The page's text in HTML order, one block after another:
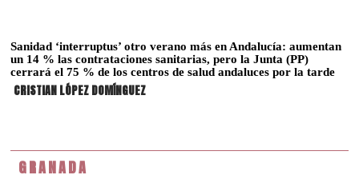
Sanidad ‘interruptus’ otro verano más en Andalucía: aumentan
un 14 % las contrataciones sanitarias, pero la Junta (PP)
cerrará el 75 % de los centros de salud andaluces por la tarde
CRISTIAN LÓPEZ DOMÍNGUEZ
GRANADA